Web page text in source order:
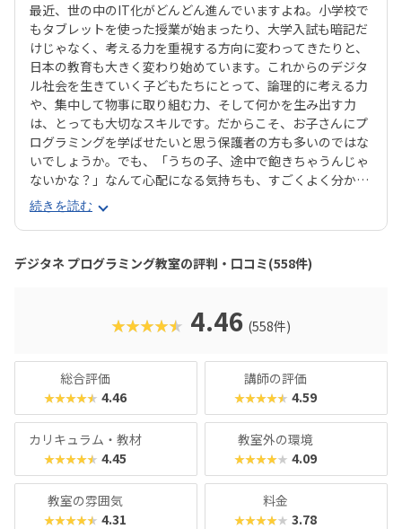
最近、世の中のIT化がどんどん進んでいますよね。小学校で
もタブレットを使った授業が始まったり、大学入試も暗記だ
けじゃなく、考える力を重視する方向に変わってきたりと、
日本の教育も大きく変わり始めています。これからのデジタ
ル社会を生きていく子どもたちにとって、論理的に考える力
や、集中して物事に取り組む力、そして何かを生み出す力
は、とっても大切なスキルです。だからこそ、お子さんにプ
ログラミングを学ばせたいと思う保護者の方も多いのではな
いでしょうか。でも、「うちの子、途中で飽きちゃうんじゃ
ないかな？」なんて心配になる気持ちも、すごくよく分かり
ます。そんな方にぜひおすすめしたいのが、デジタネプログ
ラミング教室なんです。デジタネには、子どもたちが夢中に
なって取り組める工夫がたくさんあります。特にお子様たち
に大人気のマインクラフトやロブロックスなどを活用するこ
とで、ゲーム感覚で楽しみながら、自然とプログラミング的
学びを通して、子どもたちは未来を生き抜くための土台をし
っかりと築くことができます。ここでは、デジタネプログラ
やすくご紹介していきますね。
続きを読む
デジタネ プログラミング教室の評判・口コミ(558件)
★★★★★ 4.46 (558件)
総合評価
★★★★★ 4.46
講師の評価
★★★★★ 4.59
カリキュラム・教材
★★★★★ 4.45
教室外の環境
★★★★★ 4.09
教室の雰囲気
★★★★★ 4.31
料金
★★★★★ 3.78